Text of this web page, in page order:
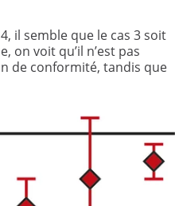
il semble que le cas 3 soit
on voit qu’il n’est pas
de conformité, tandis que